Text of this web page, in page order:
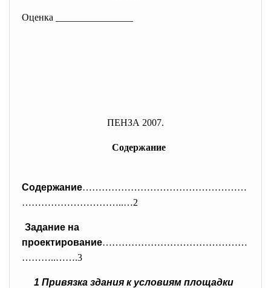
Оценка ________________
ПЕНЗА 2007.
Содержание
Содержание……………………………………………
…………………………..…2
Задание на
проектирование………………………………………
………..…….3
1 Привязка здания к условиям площадки